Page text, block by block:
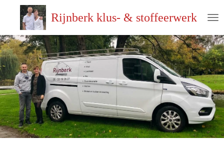
direct
naar
de
hoofdinhoud
Rijnberk klus- & stoffeerwerk